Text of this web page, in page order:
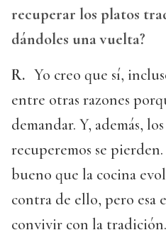
recuperar los platos
dándoles una vuelta?
R. Yo creo que sí,
entre otras razones
demandar. Y, además,
recuperemos se
bueno que la cocina
contra de ello, pero esa
convivir con la tradición.